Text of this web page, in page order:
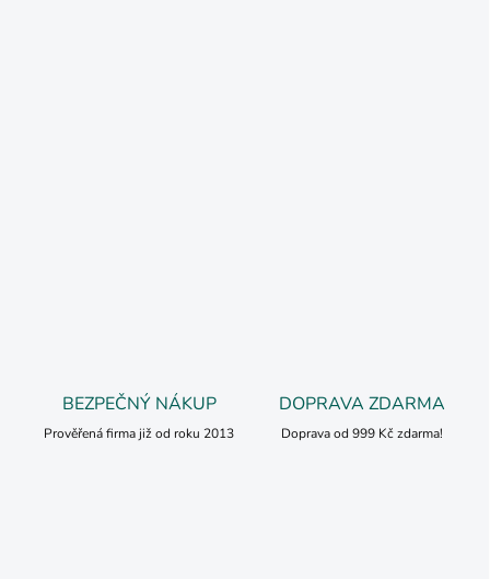
BEZPEČNÝ NÁKUP
Prověřená firma již od roku 2013
DOPRAVA ZDARMA
Doprava od 999 Kč zdarma!